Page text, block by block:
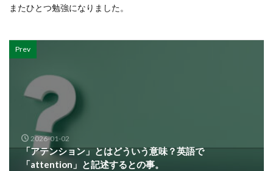
またひとつ勉強になりました。
Prev
2026-01-02
「アテンション」とはどういう意味？英語で
「attention」と記述するとの事。